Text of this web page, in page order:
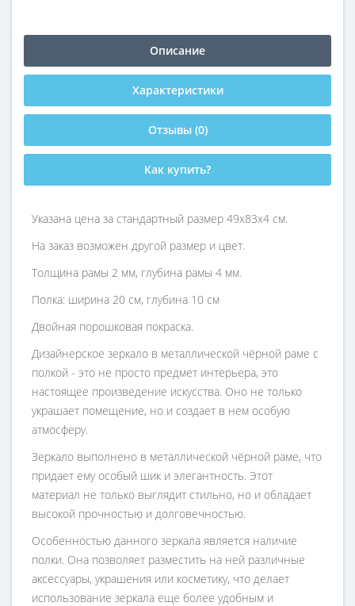
Описание
Характеристики
Отзывы (0)
Как купить?
Указана цена за стандартный размер 49х83х4 см.
На заказ возможен другой размер и цвет.
Толщина рамы 2 мм, глубина рамы 4 мм.
Полка: ширина 20 см, глубина 10 см
Двойная порошковая покраска.
Дизайнерское зеркало в металлической чёрной раме с
полкой - это не просто предмет интерьера, это
настоящее произведение искусства. Оно не только
украшает помещение, но и создает в нем особую
атмосферу.
Зеркало выполнено в металлической чёрной раме, что
придает ему особый шик и элегантность. Этот
материал не только выглядит стильно, но и обладает
высокой прочностью и долговечностью.
Особенностью данного зеркала является наличие
полки. Она позволяет разместить на ней различные
аксессуары, украшения или косметику, что делает
использование зеркала еще более удобным и